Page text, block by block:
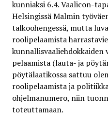
kunniaksi 6.4. Vaalicon-
Helsingissä Malmin
talkoohengessä, mutta
roolipelaamista
kunnallisvaaliehdokkaiden
pelaamista (lauta- ja
pöytälaatikossa sattuu
roolipelaamista ja
ohjelmanumero, niin
toteuttamaan.